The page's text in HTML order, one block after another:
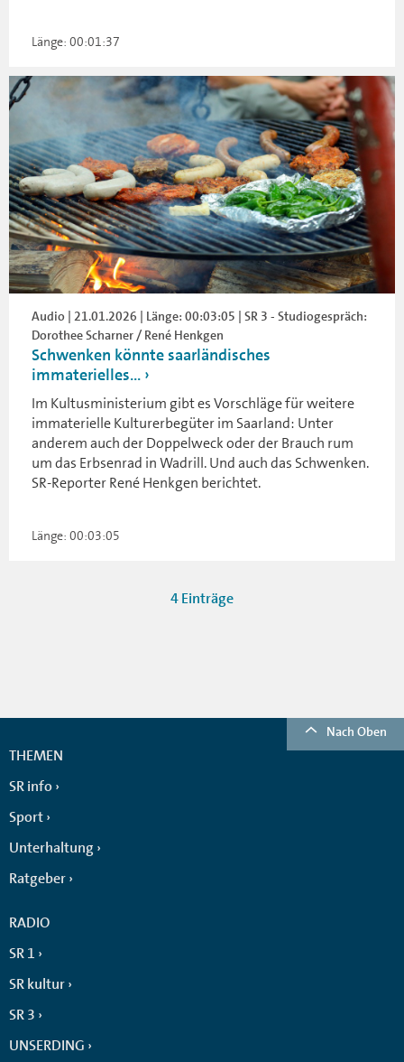
Länge: 00:01:37
Audio | 21.01.2026 | Länge: 00:03:05 | SR 3 - Studiogespräch:
Dorothee Scharner / René Henkgen
Schwenken könnte saarländisches
immaterielles...
Im Kultusministerium gibt es Vorschläge für weitere
immaterielle Kulturerbegüter im Saarland: Unter
anderem auch der Doppelweck oder der Brauch rum
um das Erbsenrad in Wadrill. Und auch das Schwenken.
SR-Reporter René Henkgen berichtet.
Länge: 00:03:05
4 Einträge
Nach Oben
THEMEN
SR info
Sport
Unterhaltung
Ratgeber
RADIO
SR 1
SR kultur
SR 3
UNSERDING